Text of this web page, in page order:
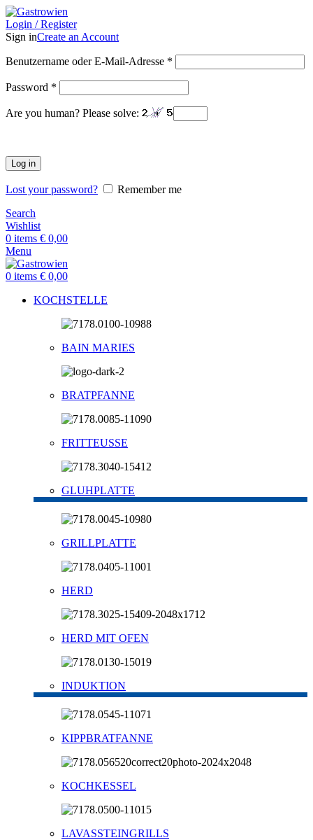
Login / Register
Sign inCreate an Account
Benutzername oder E-Mail-Adresse *
Password *
Are you human? Please solve:
Log in
Lost your password?
Remember me
Search
Wishlist
0 items € 0,00
Menu
0 items € 0,00
KOCHSTELLE
BAIN MARIES
BRATPFANNE
FRITTEUSSE
GLUHPLATTE
GRILLPLATTE
HERD
HERD MIT OFEN
INDUKTION
KIPPBRATFANNE
KOCHKESSEL
LAVASSTEINGRILLS